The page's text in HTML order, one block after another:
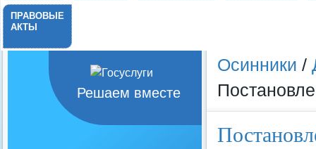
ПРАВОВЫЕ
АКТЫ
Осинники /
Решаем вместе